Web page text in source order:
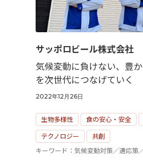
サッポロビール株式会社
気候変動に負けない、豊
を次世代につなげていく
2022年12月26日
生物多様性 食の安心・安全
テクノロジー
共創
キーワード：気候変動対策／適応策